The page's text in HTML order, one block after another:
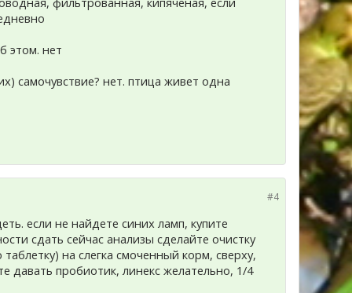
этом. нет
самочувствие? нет. птица живет одна
#4
если не найдете синих ламп, купите
сдать сейчас анализы сделайте очистку
на слегка смоченный корм, сверху,
давать пробиотик, линекс желательно, 1/4